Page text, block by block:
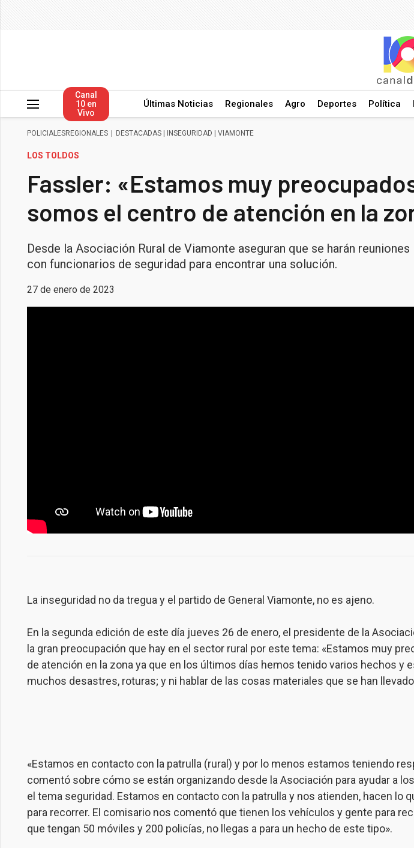
Canal
10 en
Vivo
Últimas Noticias Regionales Agro Deportes Política
POLICIALESREGIONALES DESTACADAS INSEGURIDAD VIAMONTE
LOS TOLDOS
Fassler: «Estamos muy
somos el centro de atención en la
Desde la Asociación Rural de Viamonte aseguran que se harán reuniones
con funcionarios de seguridad para encontrar una solución.
27 de enero de 2023
La inseguridad no da tregua y el partido de General Viamonte, no es ajeno.
En la segunda edición de este día jueves 26 de enero, el presidente de la
la gran preocupación que hay en el sector rural por este tema: «Estamos muy
de atención en la zona ya que en los últimos días hemos tenido varios hechos y
muchos desastres, roturas; y ni hablar de las cosas materiales que se han
«Estamos en contacto con la patrulla (rural) y por lo menos estamos teniendo
comentó sobre cómo se están organizando desde la Asociación para ayudar a
el tema seguridad. Estamos en contacto con la patrulla y nos atienden, hacen lo
para recorrer. El comisario nos comentó que tienen los vehículos y gente para
que tengan 50 móviles y 200 policías, no llegas a para un hecho de este tipo».